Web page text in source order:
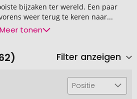
bijzaken ter wereld. Een paar
weer terug te keren naar...
Meer tonen
Filter anzeigen
Positie